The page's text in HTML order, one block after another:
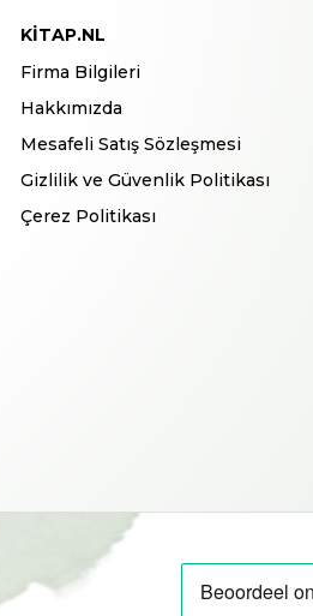
KITAP.NL
Firma Bilgileri
Hakkımızda
Mesafeli Satış Sözleşmesi
Gizlilik ve Güvenlik Politikası
Çerez Politikası